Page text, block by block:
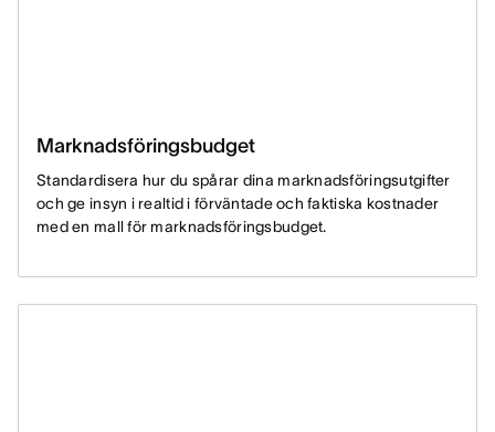
Marknadsföringsbudget
Standardisera hur du spårar dina marknadsföringsutgifter
och ge insyn i realtid i förväntade och faktiska kostnader
med en mall för marknadsföringsbudget.